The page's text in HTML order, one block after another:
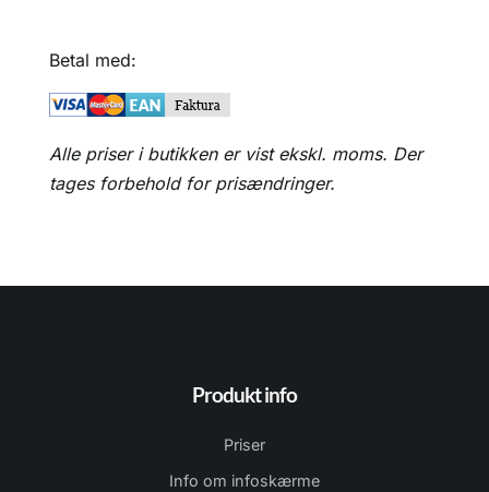
Betal med:
Alle priser i butikken er vist ekskl. moms. Der
tages forbehold for prisændringer.
Produkt info
Priser
Info om infoskærme